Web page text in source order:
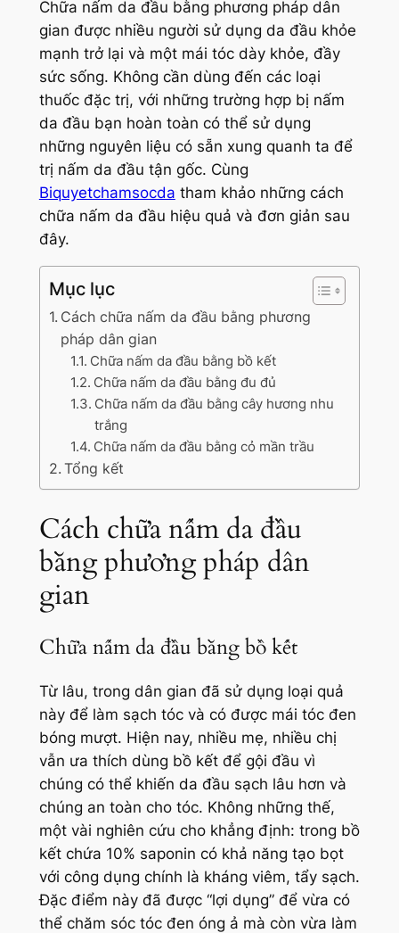
Chữa nấm da đầu bằng phương pháp dân
gian được nhiều người sử dụng da đầu khỏe
mạnh trở lại và một mái tóc dày khỏe, đầy
sức sống. Không cần dùng đến các loại
thuốc đặc trị, với những trường hợp bị nấm
da đầu bạn hoàn toàn có thể sử dụng
những nguyên liệu có sẵn xung quanh ta để
trị nấm da đầu tận gốc. Cùng
Biquyetchamsocda tham khảo những cách
chữa nấm da đầu hiệu quả và đơn giản sau
đây.
Mục lục
Cách chữa nấm da đầu bằng phương
pháp dân gian
Chữa nấm da đầu bằng bồ kết
Chữa nấm da đầu bằng đu đủ
Chữa nấm da đầu bằng cây hương nhu
trắng
Chữa nấm da đầu bằng cỏ mần trầu
Tổng kết
Cách chữa nấm da đầu
bằng phương pháp dân
gian
Chữa nấm da đầu bằng bồ kết
Từ lâu, trong dân gian đã sử dụng loại quả
này để làm sạch tóc và có được mái tóc đen
bóng mượt. Hiện nay, nhiều mẹ, nhiều chị
vẫn ưa thích dùng bồ kết để gội đầu vì
chúng có thể khiến da đầu sạch lâu hơn và
chúng an toàn cho tóc. Không những thế,
một vài nghiên cứu cho khẳng định: trong bồ
kết chứa 10% saponin có khả năng tạo bọt
với công dụng chính là kháng viêm, tẩy sạch.
Đặc điểm này đã được “lợi dụng” để vừa có
thể chăm sóc tóc đen óng ả mà còn vừa làm